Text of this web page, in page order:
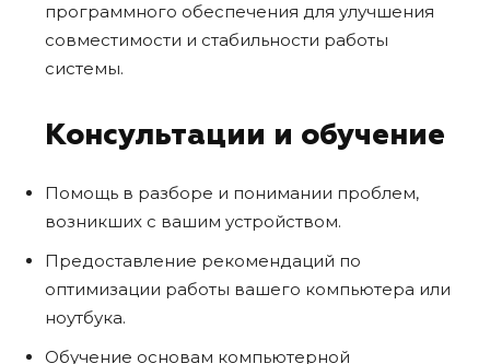
программного обеспечения для улучшения
совместимости и стабильности работы
системы.
Консультации и обучение
Помощь в разборе и понимании проблем,
возникших с вашим устройством.
Предоставление рекомендаций по
оптимизации работы вашего компьютера или
ноутбука.
Обучение основам компьютерной